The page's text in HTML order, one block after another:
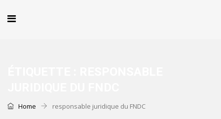
Home responsable juridique du FNDC